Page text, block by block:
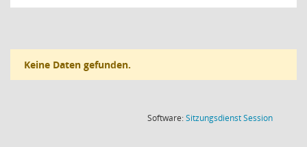
Keine Daten gefunden.
Software:SitzungsdienstSession(Wird in